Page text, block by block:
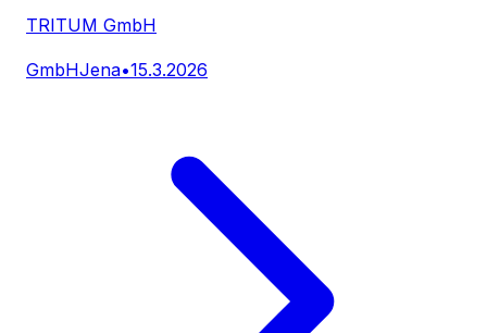
TRITUM GmbH
GmbHJena•15.3.2026